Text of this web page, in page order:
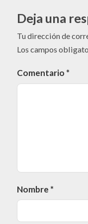
Deja una
Tu dirección de
Los campos
Comentario *
Nombre *